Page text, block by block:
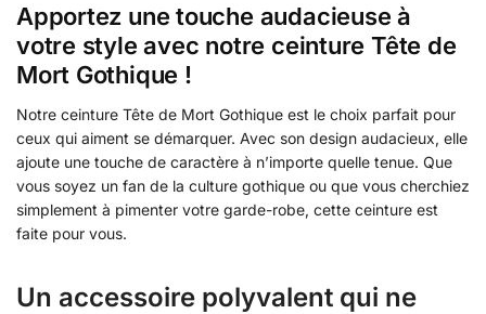
Apportez une touche audacieuse à
votre style avec notre ceinture Tête de
Mort Gothique !
Notre ceinture Tête de Mort Gothique est le choix parfait pour
ceux qui aiment se démarquer. Avec son design audacieux, elle
ajoute une touche de caractère à n’importe quelle tenue. Que
vous soyez un fan de la culture gothique ou que vous cherchiez
simplement à pimenter votre garde-robe, cette ceinture est
faite pour vous.
Un accessoire polyvalent qui ne